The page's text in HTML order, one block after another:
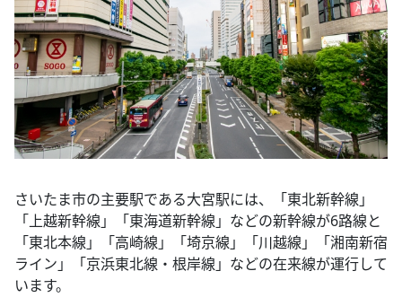
さいたま市の主要駅である大宮駅には、「東北新幹線」
「上越新幹線」「東海道新幹線」などの新幹線が6路線と
「東北本線」「高崎線」「埼京線」「川越線」「湘南新宿
ライン」「京浜東北線・根岸線」などの在来線が運行して
います。